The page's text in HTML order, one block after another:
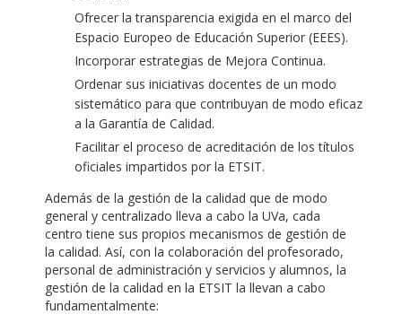
Ofrecer la transparencia exigida en el marco del
Espacio Europeo de Educación Superior (EEES).
Incorporar estrategias de Mejora Continua.
Ordenar sus iniciativas docentes de un modo
sistemático para que contribuyan de modo eficaz
a la Garantía de Calidad.
Facilitar el proceso de acreditación de los títulos
oficiales impartidos por la ETSIT.
Además de la gestión de la calidad que de modo
general y centralizado lleva a cabo la UVa, cada
centro tiene sus propios mecanismos de gestión de
la calidad. Así, con la colaboración del profesorado,
personal de administración y servicios y alumnos, la
gestión de la calidad en la ETSIT la llevan a cabo
fundamentalmente: